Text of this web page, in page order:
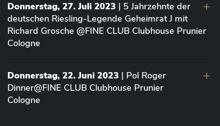
Donnerstag, 27. Juli 2023 | 5 Jahrzehnte der
deutschen Riesling-Legende Geheimrat J mit
Richard Grosche @FINE CLUB Clubhouse Prunier
Cologne
Donnerstag, 22. Juni 2023 | Pol Roger
Dinner@FINE CLUB Clubhouse Prunier
Cologne